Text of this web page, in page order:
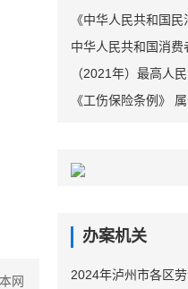
网
《中华人民共和国
中华人民共和国消费
《工伤保险条例》
办案机关
2024年泸州市各区